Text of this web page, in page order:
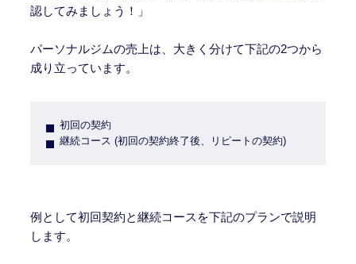
認してみましょう！」
パーソナルジムの売上は、大きく分けて下記の2つから
成り立っています。
初回の契約
継続コース (初回の契約終了後、リピートの契約)
例として初回契約と継続コースを下記のプランで説明
します。